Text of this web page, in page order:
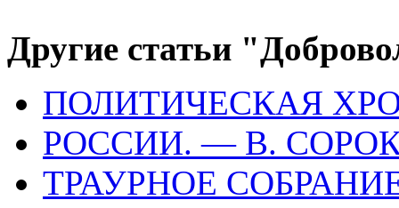
Другие статьи
ПОЛИТИЧЕСКАЯ
РОССИИ. — В.
ТРАУРНОЕ